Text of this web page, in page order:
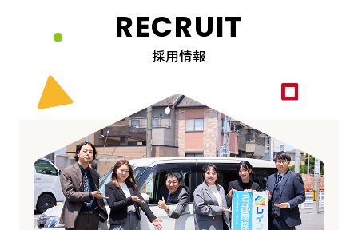
RECRUIT
採用情報